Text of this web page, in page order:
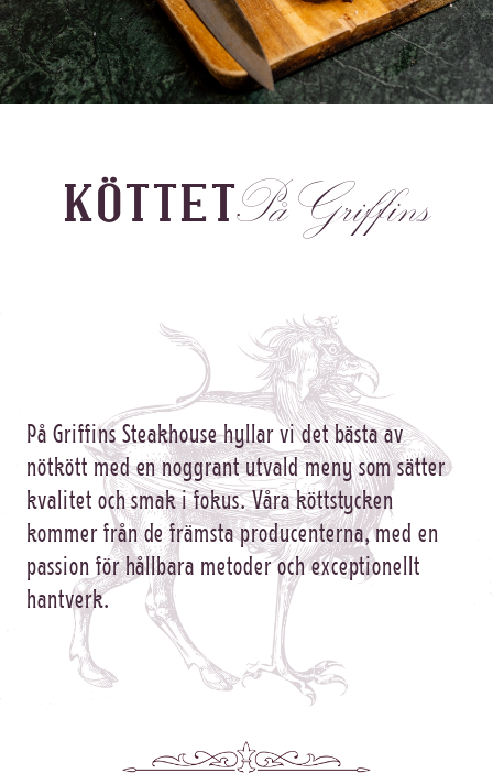
KÖTTETPå Griffins
På Griffins Steakhouse hyllar vi det bästa av
nötkött med en noggrant utvald meny som sätter
kvalitet och smak i fokus. Våra köttstycken
kommer från de främsta producenterna, med en
passion för hållbara metoder och exceptionellt
hantverk.